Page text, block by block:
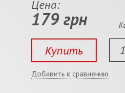
Цена:
179 грн
Купить
Добавить к сравнению